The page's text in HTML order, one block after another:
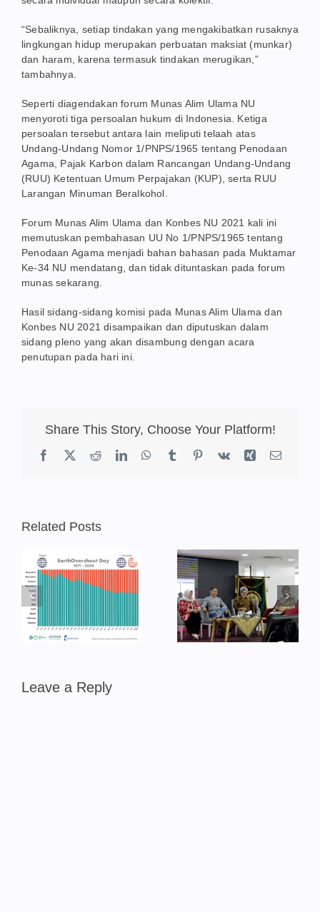
“Sebaliknya, setiap tindakan yang mengakibatkan rusaknya
lingkungan hidup merupakan perbuatan maksiat (munkar)
dan haram, karena termasuk tindakan merugikan,”
tambahnya.
Seperti diagendakan forum Munas Alim Ulama NU
menyoroti tiga persoalan hukum di Indonesia. Ketiga
persoalan tersebut antara lain meliputi telaah atas
Undang-Undang Nomor 1/PNPS/1965 tentang Penodaan
Agama, Pajak Karbon dalam Rancangan Undang-Undang
(RUU) Ketentuan Umum Perpajakan (KUP), serta RUU
Larangan Minuman Beralkohol.
Forum Munas Alim Ulama dan Konbes NU 2021 kali ini
memutuskan pembahasan UU No 1/PNPS/1965 tentang
Penodaan Agama menjadi bahan bahasan pada Muktamar
Ke-34 NU mendatang, dan tidak dituntaskan pada forum
munas sekarang.
Hasil sidang-sidang komisi pada Munas Alim Ulama dan
Konbes NU 2021 disampaikan dan diputuskan dalam
sidang pleno yang akan disambung dengan acara
penutupan pada hari ini.
Share This Story, Choose Your Platform!
Facebook
X RedditLinkedInWhatsApp
TumblrPinterest
Vk Xing Email
Related Posts
Leave a Reply